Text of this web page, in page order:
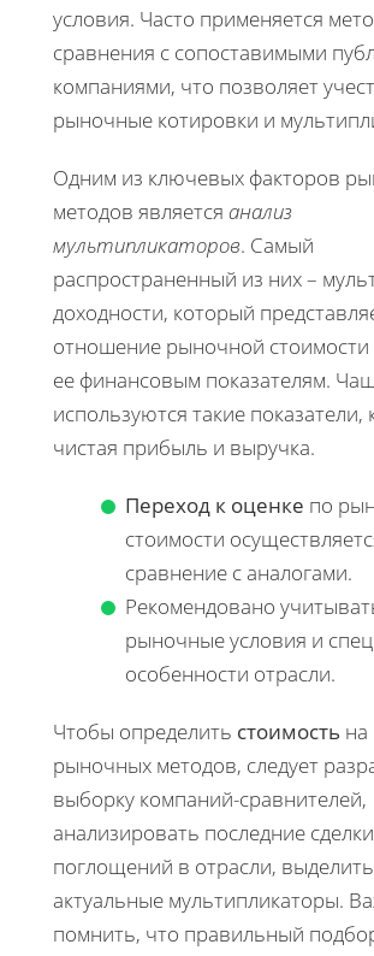
условия. Часто применяется
сравнения с сопоставимыми
компаниями, что позволяет
рыночные котировки и
Одним из ключевых факторов
методов является анализ
мультипликаторов. Самый
распространенный из них –
доходности, который
отношение рыночной стоимости
ее финансовым показателям.
используются такие показатели,
чистая прибыль и выручка.
Переход к оценке по
стоимости
сравнение с аналогами.
Рекомендовано
рыночные условия и
особенности отрасли.
Чтобы определить стоимость на
рыночных методов, следует
выборку компаний-сравнителей,
анализировать последние
поглощений в отрасли, выделить
актуальные мультипликаторы.
помнить, что правильный